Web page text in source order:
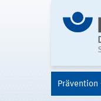
Prävention